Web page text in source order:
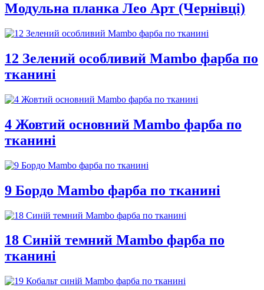
Модульна планка Лео Арт (Чернівці)
12 Зелений особливий Mambo фарба по
тканині
4 Жовтий основний Mambo фарба по
тканині
9 Бордо Mambo фарба по тканині
18 Синій темний Mambo фарба по
тканині